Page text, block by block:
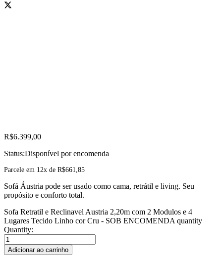
R$6.399,00
Status:Disponível por encomenda
Parcele em 12x de R$661,85
Sofá Áustria pode ser usado como cama, retrátil e living. Seu
propósito e conforto total.
Sofa Retratil e Reclinavel Austria 2,20m com 2 Modulos e 4
Lugares Tecido Linho cor Cru - SOB ENCOMENDA quantity
Quantity:
Adicionar ao carrinho